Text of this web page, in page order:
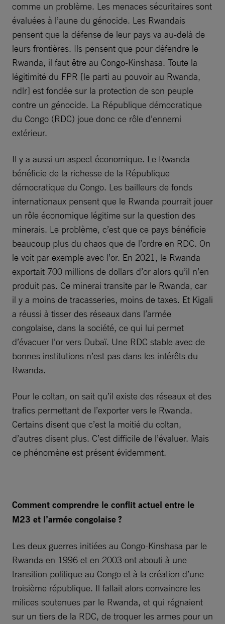
comme un problème. Les menaces sécuritaires sont
évaluées à l’aune du génocide. Les Rwandais
pensent que la défense de leur pays va au-delà de
leurs frontières. Ils pensent que pour défendre le
Rwanda, il faut être au Congo-Kinshasa. Toute la
légitimité du FPR [le parti au pouvoir au Rwanda,
ndlr] est fondée sur la protection de son peuple
contre un génocide. La République démocratique
du Congo (RDC) joue donc ce rôle d’ennemi
extérieur.
Il y a aussi un aspect économique. Le Rwanda
bénéficie de la richesse de la République
démocratique du Congo. Les bailleurs de fonds
internationaux pensent que le Rwanda pourrait jouer
un rôle économique légitime sur la question des
minerais. Le problème, c’est que ce pays bénéficie
beaucoup plus du chaos que de l’ordre en RDC. On
le voit par exemple avec l’or. En 2021, le Rwanda
exportait 700 millions de dollars d’or alors qu’il n’en
produit pas. Ce minerai transite par le Rwanda, car
il y a moins de tracasseries, moins de taxes. Et Kigali
a réussi à tisser des réseaux dans l’armée
congolaise, dans la société, ce qui lui permet
d’évacuer l’or vers Dubaï. Une RDC stable avec de
bonnes institutions n’est pas dans les intérêts du
Rwanda.
Pour le coltan, on sait qu’il existe des réseaux et des
trafics permettant de l’exporter vers le Rwanda.
Certains disent que c’est la moitié du coltan,
d’autres disent plus. C’est difficile de l’évaluer. Mais
ce phénomène est présent évidemment.
Comment comprendre le conflit actuel entre le
M23 et l’armée congolaise ?
Les deux guerres initiées au Congo-Kinshasa par le
Rwanda en 1996 et en 2003 ont abouti à une
transition politique au Congo et à la création d’une
troisième république. Il fallait alors convaincre les
milices soutenues par le Rwanda, et qui régnaient
sur un tiers de la RDC, de troquer les armes pour un